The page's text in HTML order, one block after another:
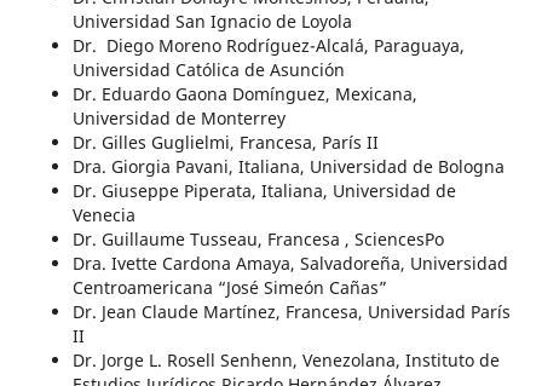
Universidad San Ignacio de Loyola
Dr. Diego Moreno Rodríguez-Alcalá, Paraguaya,
Universidad Católica de Asunción
Dr. Eduardo Gaona Domínguez, Mexicana,
Universidad de Monterrey
Dr. Gilles Guglielmi, Francesa, París II
Dra. Giorgia Pavani, Italiana, Universidad de Bologna
Dr. Giuseppe Piperata, Italiana, Universidad de
Venecia
Dr. Guillaume Tusseau, Francesa , SciencesPo
Dra. Ivette Cardona Amaya, Salvadoreña, Universidad
Centroamericana “José Simeón Cañas”
Dr. Jean Claude Martínez, Francesa, Universidad París
II
Dr. Jorge L. Rosell Senhenn, Venezolana, Instituto de